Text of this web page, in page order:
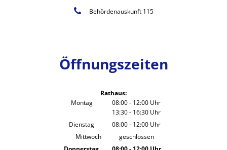
Behördenauskunft 115
Öffnungszeiten
Rathaus:
Montag
08:00- 12:00 Uhr
Von 08:00 bis 12:00 Uhr
13:30- 16:30 Uhr
Von 13:30 bis 16:30 Uhr
Dienstag 08:00- 12:00 Uhr
Von 08:00 bis 12:00 Uhr
Mittwoch
geschlossen